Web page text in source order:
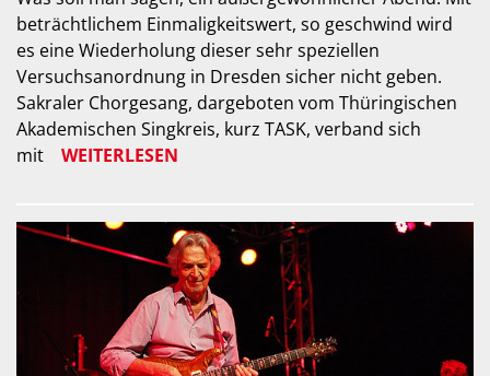
beträchtlichem Einmaligkeitswert, so geschwind wird
es eine Wiederholung dieser sehr speziellen
Versuchsanordnung in Dresden sicher nicht geben.
Sakraler Chorgesang, dargeboten vom Thüringischen
Akademischen Singkreis, kurz TASK, verband sich
mit
WEITERLESEN